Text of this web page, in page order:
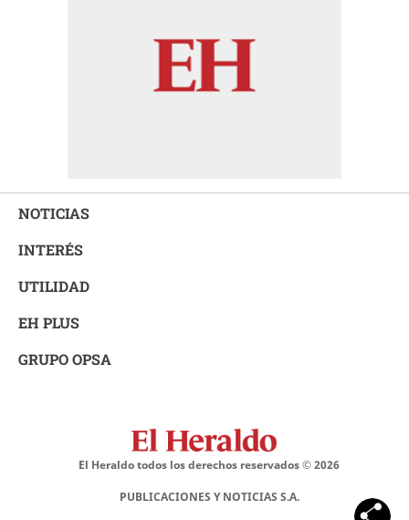
NOTICIAS
INTERÉS
UTILIDAD
EH PLUS
GRUPO OPSA
El Heraldo todos los derechos reservados ©2026
PUBLICACIONES Y NOTICIAS S.A.